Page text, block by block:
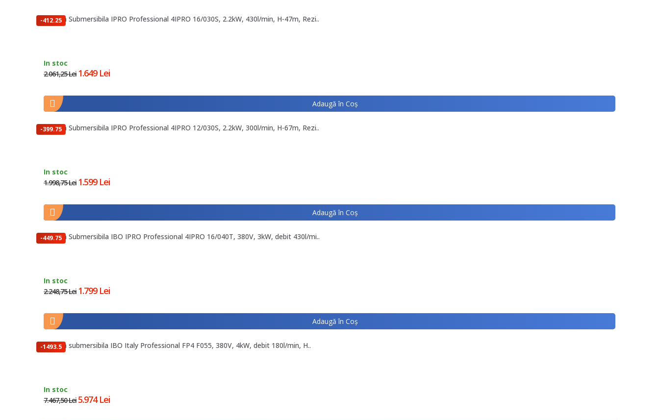
-412.25
Pompa Submersibila IPRO Professional 4IPRO 16/030S, 2.2kW, 430l/min, H-47m, Rezi..
In stoc
2.061,25 Lei 1.649 Lei
Adaugă în Coş
-399.75
Pompa Submersibila IPRO Professional 4IPRO 12/030S, 2.2kW, 300l/min, H-67m, Rezi..
In stoc
1.998,75 Lei 1.599 Lei
Adaugă în Coş
-449.75
Pompa Submersibila IBO IPRO Professional 4IPRO 16/040T, 380V, 3kW, debit 430l/mi..
In stoc
2.248,75 Lei 1.799 Lei
Adaugă în Coş
-1493.5
Pompa submersibila IBO Italy Professional FP4 F055, 380V, 4kW, debit 180l/min, H..
In stoc
7.467,50 Lei 5.974 Lei